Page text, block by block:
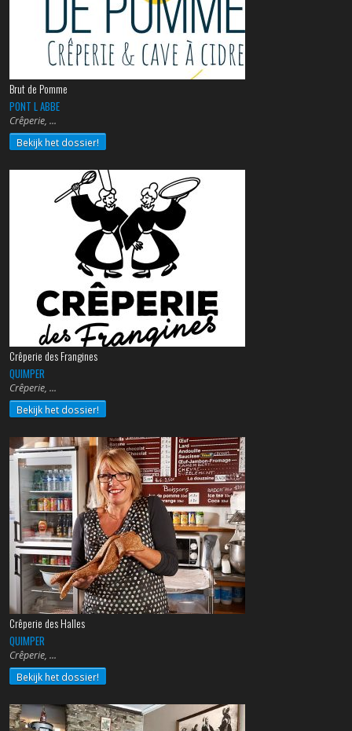
Brut de Pomme
PONT L ABBE
Crêperie,
Bekijk het dossier!
Crêperie des Frangines
QUIMPER
Crêperie,
Bekijk het dossier!
Crêperie des Halles
QUIMPER
Crêperie,
Bekijk het dossier!